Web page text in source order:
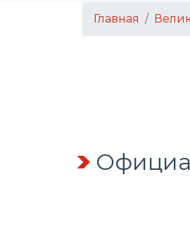
Главная